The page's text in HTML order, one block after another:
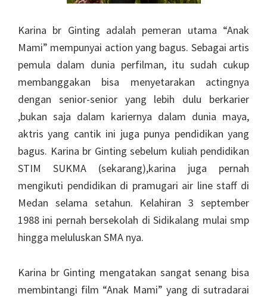
Karina br Ginting adalah pemeran utama “Anak
Mami” mempunyai action yang bagus. Sebagai artis
pemula dalam dunia perfilman, itu sudah cukup
membanggakan bisa menyetarakan actingnya
dengan senior-senior yang lebih dulu berkarier
,bukan saja dalam kariernya dalam dunia maya,
aktris yang cantik ini juga punya pendidikan yang
bagus. Karina br Ginting sebelum kuliah pendidikan
STIM SUKMA (sekarang),karina juga pernah
mengikuti pendidikan di pramugari air line staff di
Medan selama setahun. Kelahiran 3 september
1988 ini pernah bersekolah di Sidikalang mulai smp
hingga meluluskan SMA nya.
Karina br Ginting mengatakan sangat senang bisa
membintangi film “Anak Mami” yang di sutradarai